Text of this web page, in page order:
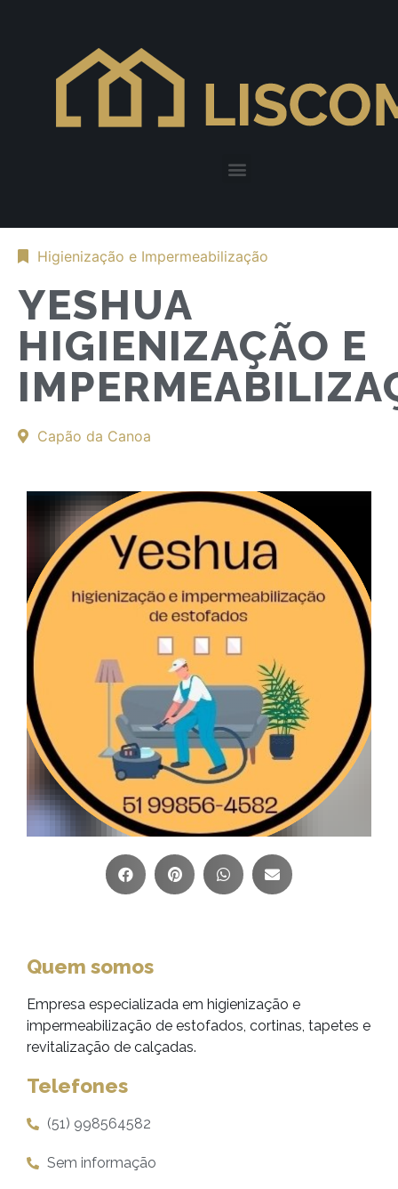
Higienização e Impermeabilização
YESHUA
HIGIENIZAÇÃO E
Capão da Canoa
Quem somos
Empresa especializada em higienização e
impermeabilização de estofados, cortinas, tapetes e
revitalização de calçadas.
Telefones
(51) 998564582
Sem informação